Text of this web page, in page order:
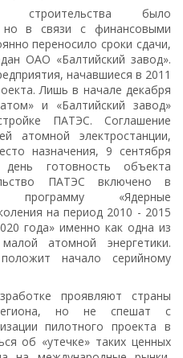
строительства было
но в связи с финансовыми
переносило сроки сдачи,
ОАО «Балтийский завод».
начавшиеся в 2011
Лишь в начале декабря
и «Балтийский завод»
ПАТЭС. Соглашение
атомной электростанции,
назначения, 9 сентября
готовность объекта
ПАТЭС включено в
программу «Ядерные
на период 2010 - 2015
года» именно как одна из
атомной энергетики.
начало серийному
проявляют страны
региона, но не спешат с
пилотного проекта в
об «утечке» таких ценных